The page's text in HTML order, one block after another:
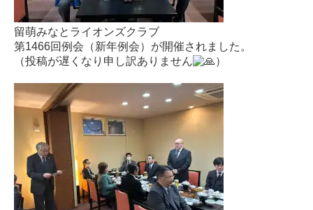
留萌みなとライオンズクラブ
第1466回例会（新年例会）が開催されました。
（投稿が遅くなり申し訳ありません
）